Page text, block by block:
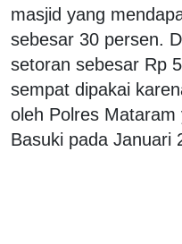
masjid yang
sebesar 30 persen.
setoran sebesar Rp
sempat dipakai
oleh Polres
Basuki pada Januari